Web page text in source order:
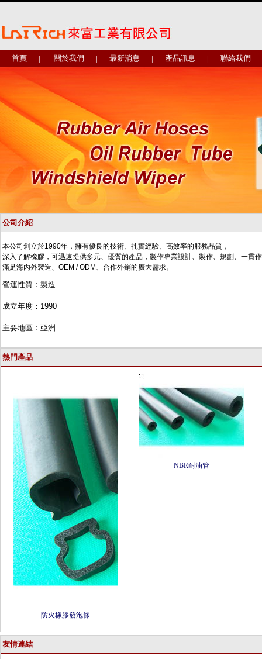
首頁 | 關於我們 | 最新消息 | 產品訊息 | 聯絡我們
公司介紹
本公司創立於1990年，擁有優良的技術、扎實經驗、高效率的服務品質，
深入了解橡膠，可迅速提供多元、優質的產品，製作專業設計、製作、規劃、一貫
滿足海內外製造、 OEM /ODM 、合作外銷的廣大需求。
營運性質：製造
成立年度： 1990
主要地區：亞洲
熱門產品
防火橡膠發泡條
NBR耐油管
友情連結